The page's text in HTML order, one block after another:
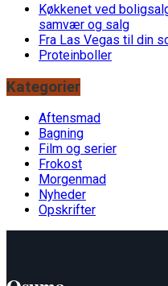
Køkkenet ved
samvær og salg
Fra Las Vegas til din
Proteinboller
Kategorier
Aftensmad
Bagning
Film og serier
Frokost
Morgenmad
Nyheder
Opskrifter